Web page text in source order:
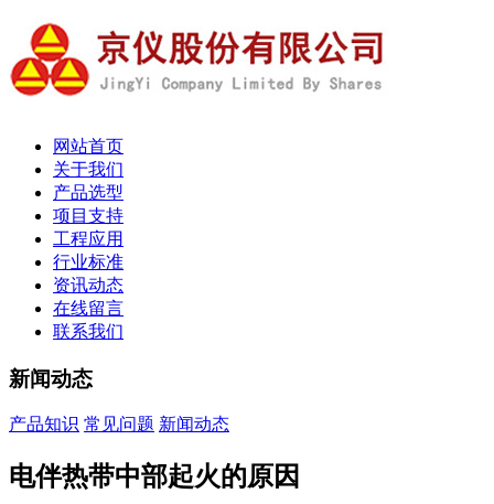
网站首页
关于我们
产品选型
项目支持
工程应用
行业标准
资讯动态
在线留言
联系我们
新闻动态
产品知识 常见问题 新闻动态
电伴热带中部起火的原因